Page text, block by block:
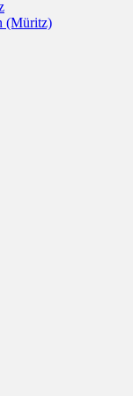
(Müritz)